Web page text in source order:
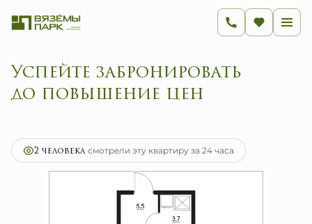
Успейте забронировать
до повышение цен
1-комнатная28.8 м2
2 человекaсмотрели эту квартиру за 24 часа